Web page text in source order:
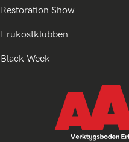
Restoration Show
Frukostklubben
Black Week